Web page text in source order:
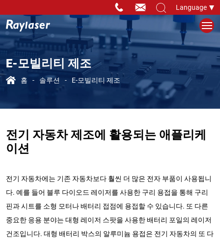
Language
E-모빌리티 제조
홈 솔루션 E-모빌리티 제조
전기 자동차 제조에 활용되는 애플리케
이션
전기 자동차에는 기존 자동차보다 훨씬 더 많은 전자 부품이 사용됩니
다. 예를 들어 블루 다이오드 레이저를 사용한 구리 용접을 통해 구리
핀과 시트를 소형 모터나 배터리 접점에 용접할 수 있습니다. 또 다른
중요한 응용 분야는 대형 레이저 스팟을 사용한 배터리 포일의 레이저
건조입니다. 대형 배터리 박스의 알루미늄 용접은 전기 자동차의 또 다